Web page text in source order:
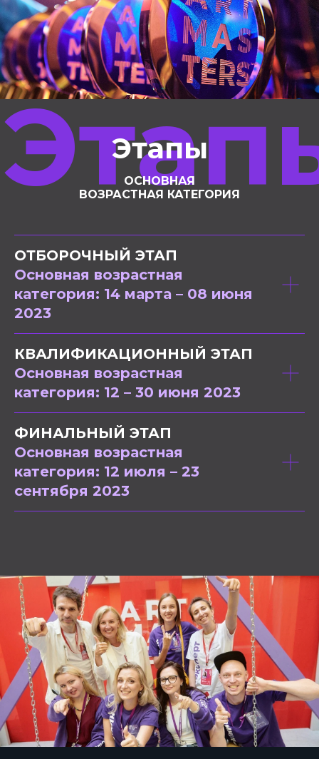
Этапы
ОСНОВНАЯ
ВОЗРАСТНАЯ КАТЕГОРИЯ
ОТБОРОЧНЫЙ ЭТАП
Основная возрастная
категория: 14 марта – 08 июня
2023
КВАЛИФИКАЦИОННЫЙ ЭТАП
Основная возрастная
категория: 12 – 30 июня 2023
ФИНАЛЬНЫЙ ЭТАП
Основная возрастная
категория: 12 июля – 23
сентября 2023